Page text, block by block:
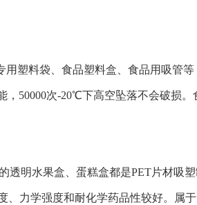
塑料袋、食品塑料盒、食品用吸管
50000次-20℃下高空坠落不会破损。
明水果盒、蛋糕盒都是PET片材吸
力学强度和耐化学药品性较好。属